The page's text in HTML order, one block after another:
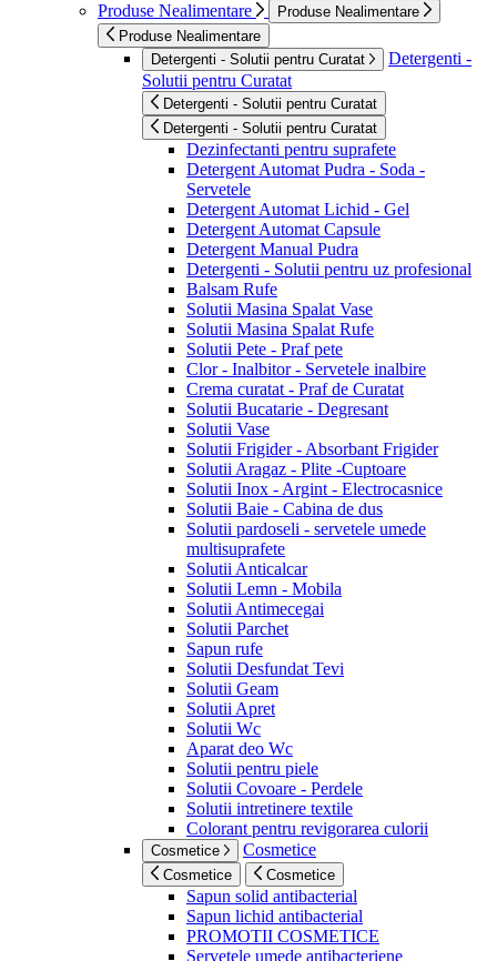
Produse Nealimentare
Produse Nealimentare
Produse Nealimentare
Detergenti - Solutii pentru Curatat
Detergenti -
Solutii pentru Curatat
Detergenti - Solutii pentru Curatat
Detergenti - Solutii pentru Curatat
Dezinfectanti pentru suprafete
Detergent Automat Pudra - Soda -
Servetele
Detergent Automat Lichid - Gel
Detergent Automat Capsule
Detergent Manual Pudra
Detergenti - Solutii pentru uz profesional
Balsam Rufe
Solutii Masina Spalat Vase
Solutii Masina Spalat Rufe
Solutii Pete - Praf pete
Clor - Inalbitor - Servetele inalbire
Crema curatat - Praf de Curatat
Solutii Bucatarie - Degresant
Solutii Vase
Solutii Frigider - Absorbant Frigider
Solutii Aragaz - Plite -Cuptoare
Solutii Inox - Argint - Electrocasnice
Solutii Baie - Cabina de dus
Solutii pardoseli - servetele umede
multisuprafete
Solutii Anticalcar
Solutii Lemn - Mobila
Solutii Antimecegai
Solutii Parchet
Sapun rufe
Solutii Desfundat Tevi
Solutii Geam
Solutii Apret
Solutii Wc
Aparat deo Wc
Solutii pentru piele
Solutii Covoare - Perdele
Solutii intretinere textile
Colorant pentru revigorarea culorii
Cosmetice Cosmetice
Cosmetice Cosmetice
Sapun solid antibacterial
Sapun lichid antibacterial
PROMOTII COSMETICE
Servetele umede antibacteriene